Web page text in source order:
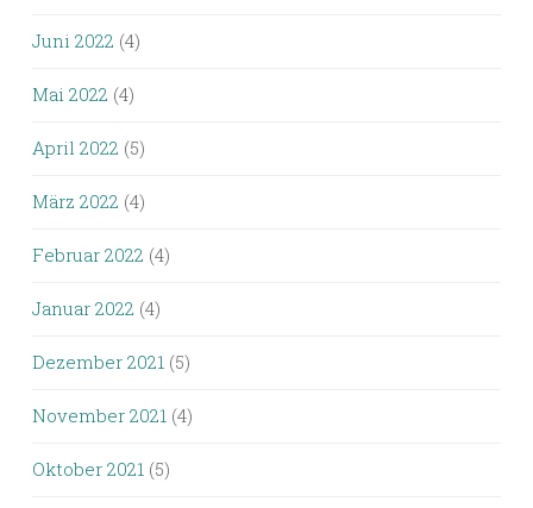
Juni 2022 (4)
Mai 2022 (4)
April 2022 (5)
März 2022 (4)
Februar 2022 (4)
Januar 2022 (4)
Dezember 2021 (5)
November 2021 (4)
Oktober 2021 (5)